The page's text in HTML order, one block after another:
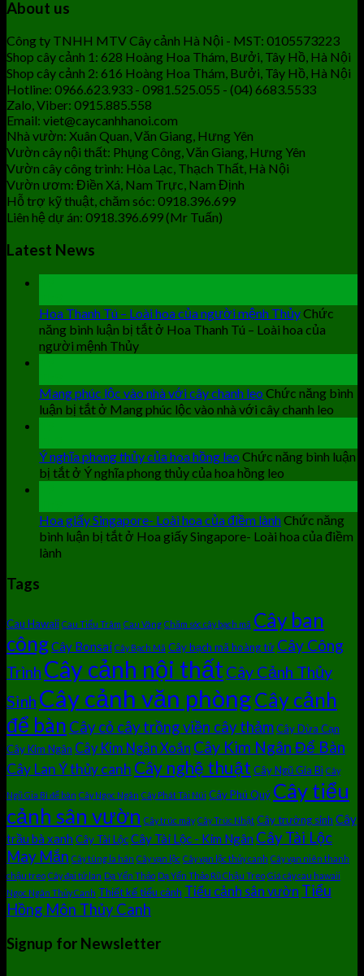
About us
Công ty TNHH MTV Cây cảnh Hà Nội - MST: 0105573223
Shop cây cảnh 1: 628 Hoàng Hoa Thám, Bưởi, Tây Hồ, Hà Nội
Shop cây cảnh 2: 616 Hoàng Hoa Thám, Bưởi, Tây Hồ, Hà Nội
Hotline: 0966.623.933 - 0981.525.055 - (04) 6683.5533
Zalo, Viber: 0915.885.558
Email: viet@caycanhhanoi.com
Nhà vườn: Xuân Quan, Văn Giang, Hưng Yên
Vườn cây nội thất: Phụng Công, Văn Giang, Hưng Yên
Vườn cây công trình: Hòa Lạc, Thạch Thất, Hà Nội
Vườn ươm: Điền Xá, Nam Trực, Nam Định
Hỗ trợ kỹ thuật, chăm sóc: 0918.396.699
Liên hệ dự án: 0918.396.699 (Mr Tuấn)
Latest News
Hoa Thanh Tú – Loài hoa của người mệnh ThủyChức
năng bình luận bị tắtở Hoa Thanh Tú – Loài hoa của
người mệnh Thủy
Mang phúc lộc vào nhà với cây chanh leoChức năng bình
luận bị tắtở Mang phúc lộc vào nhà với cây chanh leo
Ý nghĩa phong thủy của hoa hồng leoChức năng bình luận
bị tắtở Ý nghĩa phong thủy của hoa hồng leo
Hoa giấy Singapore- Loài hoa của điềm lànhChức năng
bình luận bị tắtở Hoa giấy Singapore- Loài hoa của điềm
lành
Tags
Cau Hawaii Cau Tiểu Trâm Cau Vàng Chăm sóc cây bạch mã Cây ban
côngCây Bonsai Cây Bạch Mã Cây bạch mã hoàng tử Cây Công
Trình Cây cảnh nội thấtCây Cảnh Thủy
Sinh Cây cảnh văn phòngCây cảnh
để bàn Cây cỏ cây trồng viền cây thảmCây Dừa Cạn
Cây Kim Ngân Cây Kim Ngân Xoắn Cây Kim Ngân Để Bàn
Cây Lan Ý thủy canh Cây nghệ thuật Cây Ngũ Gia Bì Cây
Ngũ Gia Bì để bàn Cây Ngọc Ngân Cây Phát Tài Núi Cây Phú Quý Cây tiểu
cảnh sân vườn Cây trúc mây Cây Trúc Nhật Cây trường sinh Cây
trầu bà xanh Cây Tài LộcCây Tài Lộc - Kim Ngân Cây Tài Lộc
May Mắn Cây tùng la hán Cây vạn lộc Cây vạn lộc thủy canh Cây vạn niên thanh
chậu treo Cây đại tứ lan Dạ Yến Thảo Dạ Yến Thảo Rũ Chậu Treo Giá cây cau hawaii
Ngọc Ngân Thủy Canh Thiết kế tiểu cảnh Tiểu cảnh sân vườn Tiểu
Hồng Môn Thủy Canh
Signup for Newsletter